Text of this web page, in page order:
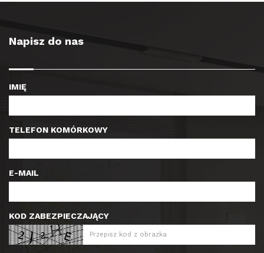
Napisz do nas
IMIĘ
TELEFON KOMÓRKOWY
E-MAIL
KOD ZABEZPIECZAJĄCY